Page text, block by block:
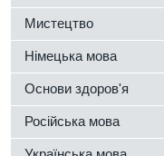
Мистецтво
Німецька мова
Основи здоров'я
Російська мова